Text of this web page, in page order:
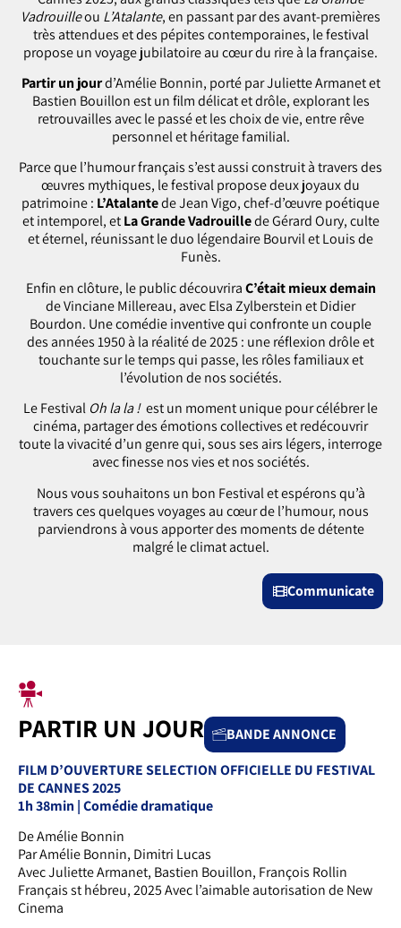
Vadrouilleou L’Atalante, en passant par des avant-premières
très attendues et des pépites contemporaines, le festival
propose un voyage jubilatoire au cœur du rire à la française.
Partir un jourd’Amélie Bonnin, porté par Juliette Armanet et
Bastien Bouillon est un film délicat et drôle, explorant les
retrouvailles avec le passé et les choix de vie, entre rêve
personnel et héritage familial.
Parce que l’humour français s’est aussi construit à travers des
œuvres mythiques, le festival propose deux joyaux du
patrimoine : L’Atalantede Jean Vigo, chef-d’œuvre poétique
et intemporel, etLa Grande Vadrouillede Gérard Oury, culte
et éternel, réunissant le duo légendaire Bourvil et Louis de
Funès.
Enfin en clôture, le public découvriraC’était mieux demain
de Vinciane Millereau, avec Elsa Zylberstein et Didier
Bourdon. Une comédie inventive qui confronte un couple
des années 1950 à la réalité de 2025 : une réflexion drôle et
touchante sur le temps qui passe, les rôles familiaux et
l’évolution de nos sociétés.
Le Festival Oh la la !est un moment unique pour célébrer le
cinéma, partager des émotions collectives et redécouvrir
toute la vivacité d’un genre qui, sous ses airs légers, interroge
avec finesse nos vies et nos sociétés.
Nous vous souhaitons un bon Festival et espérons qu’à
travers ces quelques voyages au cœur de l’humour, nous
parviendrons à vous apporter des moments de détente
malgré le climat actuel.
Communicate
PARTIR UN JOUR
BANDE ANNONCE
FILM D’OUVERTURE SELECTION OFFICIELLE DU FESTIVAL
DE CANNES 2025
1h 38min | Comédie dramatique
De Amélie Bonnin
Par Amélie Bonnin, Dimitri Lucas
Avec Juliette Armanet, Bastien Bouillon, François Rollin
Français st hébreu, 2025 Avec l’aimable autorisation de New
Cinema